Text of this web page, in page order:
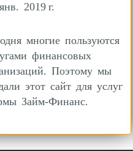
2019 г.
многие пользуются
финансовых
Поэтому мы
этот сайт для услуг
Займ-Финанс.